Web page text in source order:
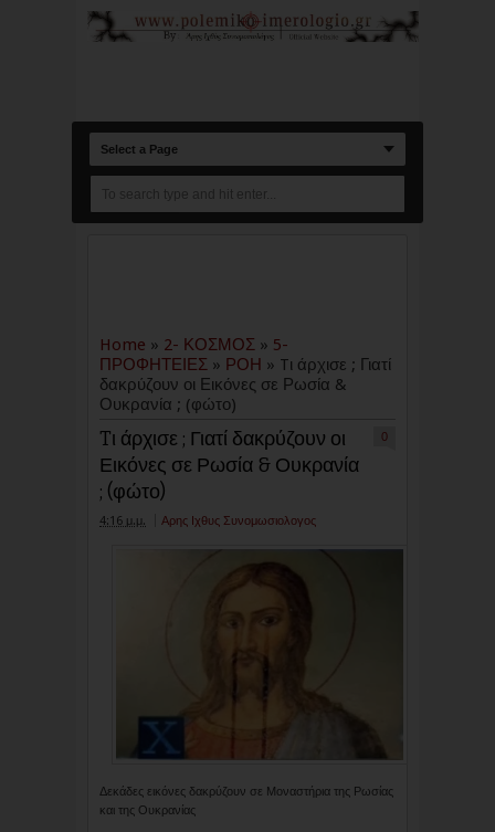
Select a Page
Home » 2- ΚΟΣΜΟΣ » 5-
ΠΡΟΦΗΤΕΙΕΣ » ΡΟΗ » Tι άρχισε ; Γιατί
δακρύζουν οι Εικόνες σε Ρωσία &
Ουκρανία ; (φώτο)
Tι άρχισε ; Γιατί δακρύζουν οι
Εικόνες σε Ρωσία & Ουκρανία
; (φώτο)
4:16 μ.μ. Αρης Ιχθυς Συνομωσιολογος
0
Δεκάδες εικόνες δακρύζουν σε Μοναστήρια της Ρωσίας
και της Ουκρανίας